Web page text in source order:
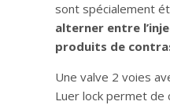
sont spécialement
alterner entre
produits de
Une valve 2 voies
Luer lock permet de